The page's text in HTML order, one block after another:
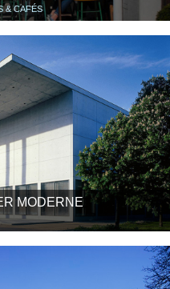
& CAFÉS
MODERNE